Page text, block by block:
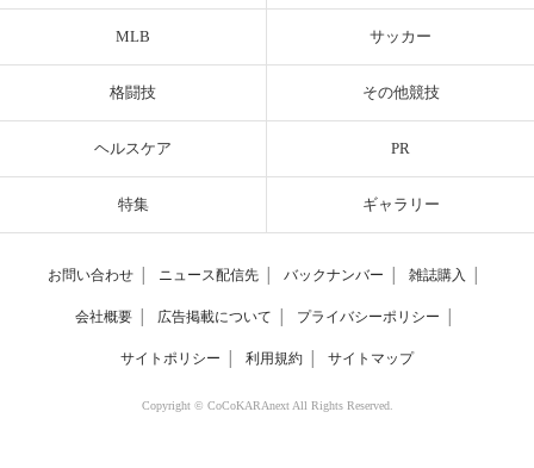
MLB サッカー
格闘技 その他競技
ヘルスケア PR
特集 ギャラリー
お問い合わせ ニュース配信先 バックナンバー 雑誌購入
会社概要 広告掲載について プライバシーポリシー
サイトポリシー 利用規約 サイトマップ
Copyright © CoCoKARAnext All Rights Reserved.